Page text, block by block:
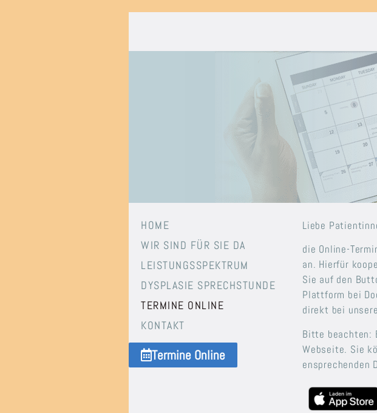
HOME
WIR SIND FÜR SIE DA
LEISTUNGSSPEKTRUM
DYSPLASIE SPRECHSTUNDE
TERMINE ONLINE
KONTAKT
Termine Online
Liebe
die Online-
an. Hierfür
Sie auf den
Plattform bei
direkt bei
Bitte beachten:
Webseite. Sie
ensprechenden